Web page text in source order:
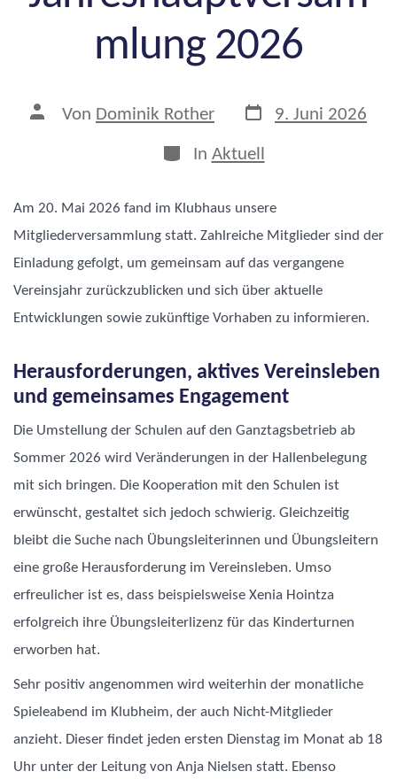
mlung 2026
Beitragsautor
Von Dominik Rother
9. Juni 2026
Kategorien
In Aktuell
Am 20. Mai 2026 fand im Klubhaus unsere
Mitgliederversammlung statt. Zahlreiche Mitglieder sind der
Einladung gefolgt, um gemeinsam auf das vergangene
Vereinsjahr zurückzublicken und sich über aktuelle
Entwicklungen sowie zukünftige Vorhaben zu informieren.
Herausforderungen, aktives Vereinsleben
und gemeinsames Engagement
Die Umstellung der Schulen auf den Ganztagsbetrieb ab
Sommer 2026 wird Veränderungen in der Hallenbelegung
mit sich bringen. Die Kooperation mit den Schulen ist
erwünscht, gestaltet sich jedoch schwierig. Gleichzeitig
bleibt die Suche nach Übungsleiterinnen und Übungsleitern
eine große Herausforderung im Vereinsleben. Umso
erfreulicher ist es, dass beispielsweise Xenia Hointza
erfolgreich ihre Übungsleiterlizenz für das Kinderturnen
erworben hat.
Sehr positiv angenommen wird weiterhin der monatliche
Spieleabend im Klubheim, der auch Nicht-Mitglieder
anzieht. Dieser findet jeden ersten Dienstag im Monat ab 18
Uhr unter der Leitung von Anja Nielsen statt. Ebenso